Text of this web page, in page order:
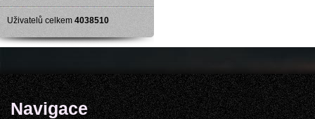
Uživatelů celkem 4038510
Navigace